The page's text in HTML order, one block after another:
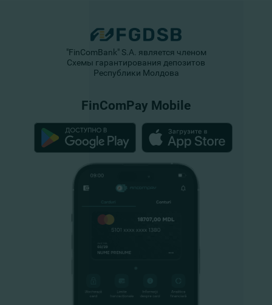
"FinComBank" S.A. является членом
Схемы гарантирования депозитов
Республики Молдова
FinComPay Mobile